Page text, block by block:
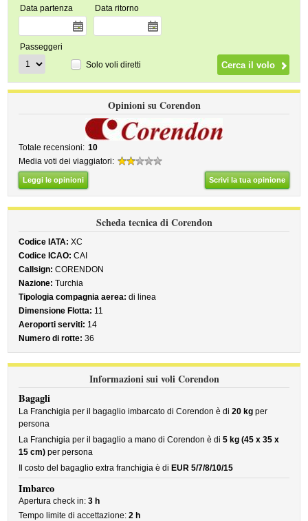
Data partenza Data ritorno
Passeggeri
Solo voli diretti
Opinioni su Corendon
Totale recensioni: 10
Media voti dei viaggiatori:
Leggi le opinioni Scrivi la tua opinione
Scheda tecnica di Corendon
Codice IATA: XC
Codice ICAO: CAI
Callsign: CORENDON
Nazione: Turchia
Tipologia compagnia aerea: di linea
Dimensione Flotta: 11
Aeroporti serviti: 14
Numero di rotte: 36
Informazioni sui voli Corendon
Bagagli
La Franchigia per il bagaglio imbarcato di Corendon è di20 kg per
persona
La Franchigia per il bagaglio a mano di Corendon è di5 kg (45 x 35 x
15 cm) per persona
Il costo del bagaglio extra franchigia è di EUR 5/7/8/10/15
Imbarco
Apertura check in:3 h
Tempo limite di accettazione:2 h